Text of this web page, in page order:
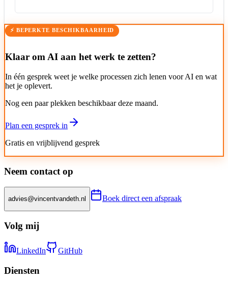
⚡ BEPERKTE BESCHIKBAARHEID
Klaar om AI aan het werk te zetten?
In één gesprek weet je welke processen zich lenen voor AI en wat
het je oplevert.
Nog een paar plekken beschikbaar deze maand.
Plan een gesprek in
Gratis en vrijblijvend gesprek
Neem contact op
advies@vincentvandeth.nl Boek direct een afspraak
Volg mij
LinkedIn GitHub
Diensten